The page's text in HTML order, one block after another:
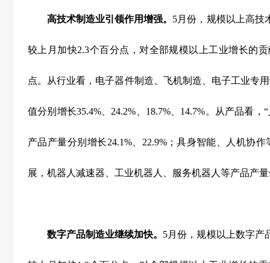
高技术制造业引领作用增强。 5月份，规模以上高技
较上月加快2.3个百分点，对全部规模以上工业增长的
点。从行业看，电子器件制造、飞机制造、电子工业专
值分别增长35.4% 24.2% 18.7%、 14.7%。从产品看，
产品产量分别增长24.1%、 22.9%；具身智能、人机协作
展，机器人减速器、工业机器人、服务机器人等产品产
数字产品制造业继续加快。 5月份，规模以上数字产